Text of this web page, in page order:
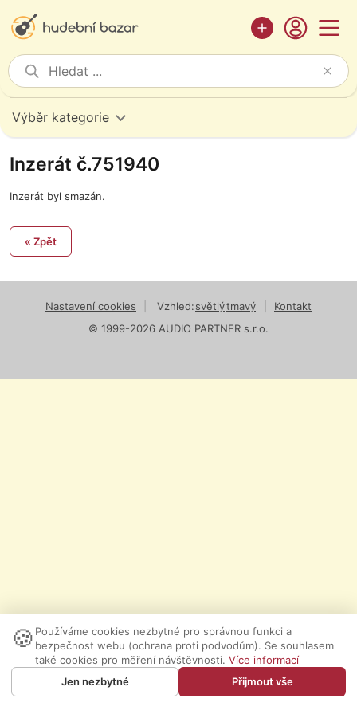
Výběr kategorie
Inzerát č.751940
Inzerát byl smazán.
« Zpět
Nastavení cookies Vzhled:světlýtmavý
Kontakt
© 1999-2026 AUDIO PARTNER s.r.o.
🍪 Používáme cookies nezbytné pro správnou funkci a
bezpečnost webu (ochrana proti podvodům). Se souhlasem
také cookies pro měření návštěvnosti. Více informací
Jen nezbytné
Přijmout vše